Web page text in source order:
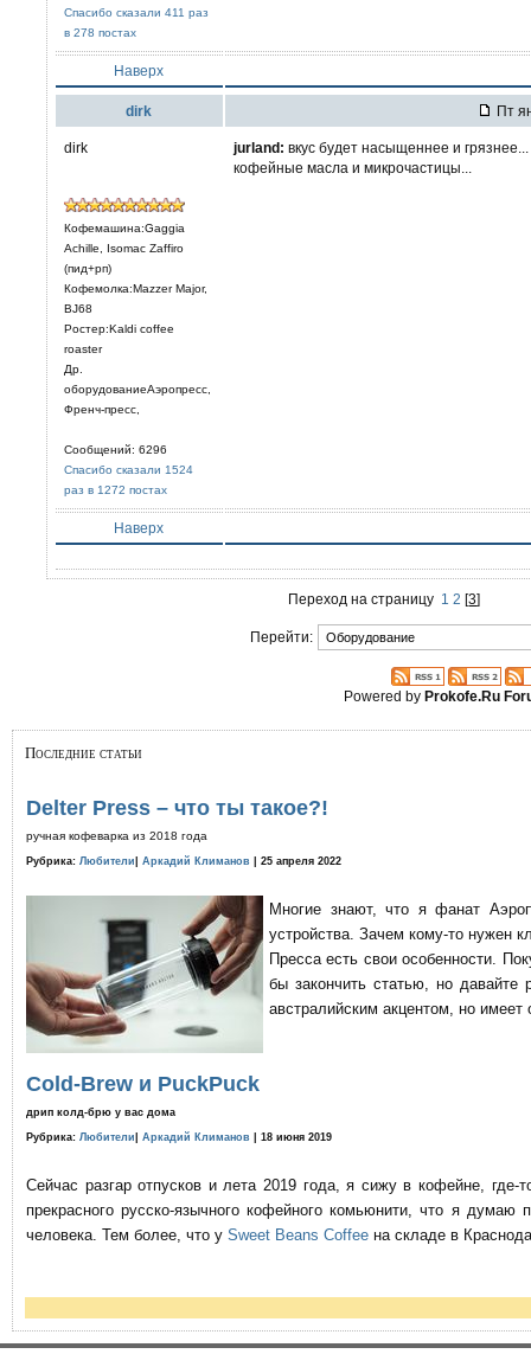
Спасибо сказали 411 раз
в 278 постах
Наверх
dirk Пт
dirk
Кофемашина:Gaggia
Achille, Isomac Zaffiro
(пид+рп)
Кофемолка:Mazzer Major,
BJ68
Ростер:Kaldi coffee
roaster
Др.
оборудованиеАэропресс,
Френч-пресс,
Сообщений: 6296
Спасибо сказали 1524
раз в 1272 постах
jurland: вкус будет насыщеннее и
кофейные масла и микрочастицы...
Наверх
Переход на страницу 1 2 [3]
Перейти:
Powered byProkofe.Ru
Последние статьи
Delter Press – что ты такое?!
ручная кофеварка из 2018 года
Рубрика: Любители Аркадий Климанов | 25 апреля 2022
Многие знают, что я фанат
устройства. Зачем кому-то нужен
Пресса есть свои особенности.
бы закончить статью, но давайте
австралийским акцентом, но имеет
Cold-Brew и PuckPuck
дрип колд-брю у вас дома
Рубрика: Любители Аркадий Климанов | 18 июня 2019
Сейчас разгар отпусков и лета 2019 года, я сижу в кофейне,
прекрасного русско-язычного кофейного комьюнити, что я
человека. Тем более, что у Sweet Beans Coffee на складе в